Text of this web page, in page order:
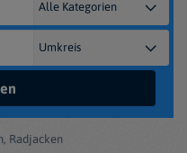
Radjacken